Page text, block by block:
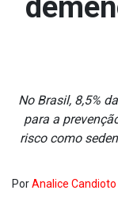
No Brasil, 8,5%
para a
risco como
PorAnalice